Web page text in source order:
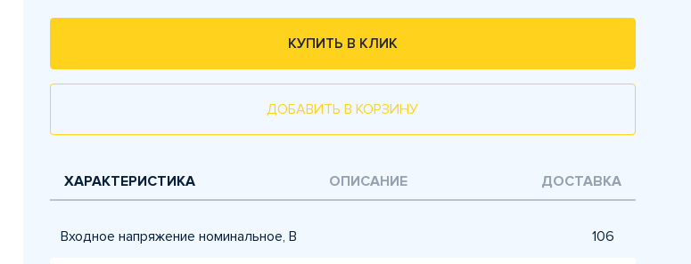
КУПИТЬ В КЛИК
ДОБАВИТЬ В КОРЗИНУ
ХАРАКТЕРИСТИКА ОПИСАНИЕ ДОСТАВКА
Входное напряжение номинальное, В 106